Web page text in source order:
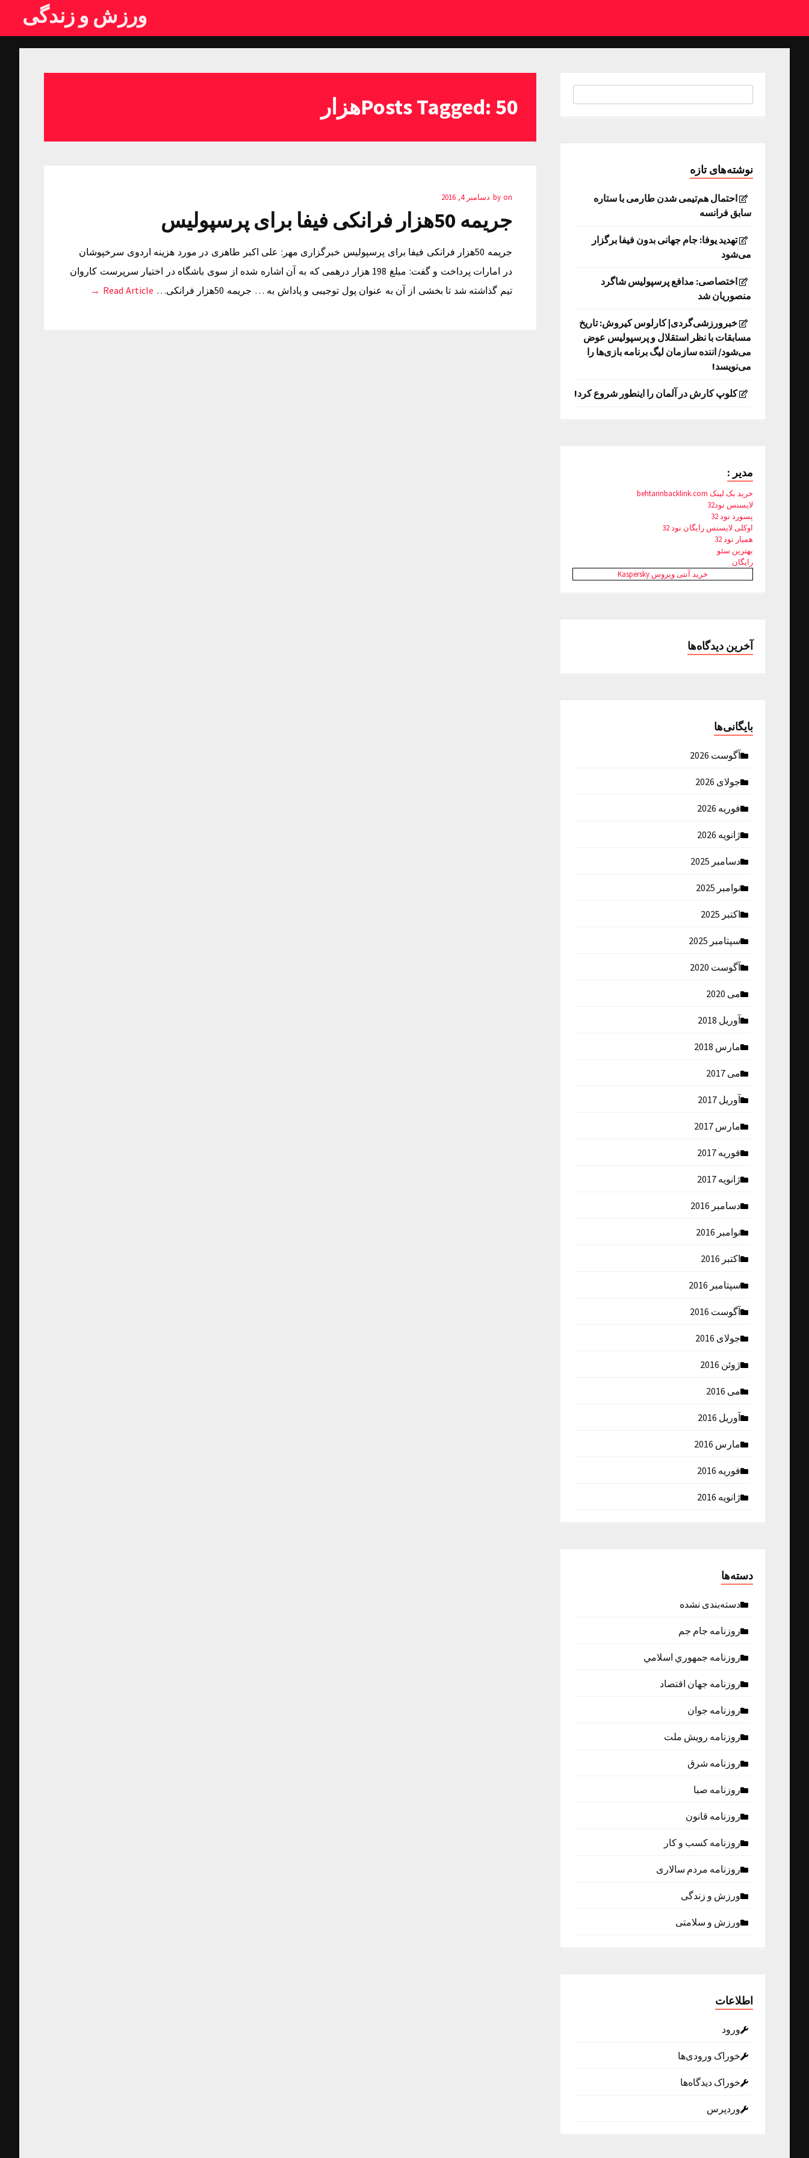
ورزش و زندگی
Posts Tagged: 50هزار
by on دسامبر 4, 2016
جریمه 50هزار فرانکی فیفا برای پرسپولیس
جریمه 50هزار فرانکی فیفا برای پرسپولیس خبرگزاری مهر: علی اکبر طاهری در مورد هزینه اردوی سرخپوشان
در امارات پرداخت و گفت: مبلغ 198 هزار درهمی که به آن اشاره شده از سوی باشگاه در اختیار سرپرست کاروان
تیم گذاشته شد تا بخشی از آن به عنوان پول توجیبی و پاداش به … جریمه 50هزار فرانکی…
Read Article →
نوشته‌های تازه
احتمال هم‌تیمی شدن طارمی با ستاره
سابق فرانسه
تهدید یوفا: جام جهانی بدون فیفا برگزار
می‌شود
اختصاصی: مدافع پرسپولیس شاگرد
منصوریان شد
خبرورزشی‌گردی| کارلوس کیروش: تاریخ
مسابقات با نظر استقلال و پرسپولیس عوض
می‌شود/ اننده سازمان لیگ برنامه بازی‌ها را
می‌نویسد!
کلوپ کارش در آلمان را اینطور شروع کرد!
مدیر :
خرید بک لینک behtarinbacklink.com
لایسنس نود32
پسورد نود 32
اوکلی لایسنس رایگان نود 32
همیار نود 32
بهترین سئو
رایگان
خرید آنتی ویروس Kaspersky
آخرین دیدگاه‌ها
بایگانی‌ها
آگوست 2026
جولای 2026
فوریه 2026
ژانویه 2026
دسامبر 2025
نوامبر 2025
اکتبر 2025
سپتامبر 2025
آگوست 2020
می 2020
آوریل 2018
مارس 2018
می 2017
آوریل 2017
مارس 2017
فوریه 2017
ژانویه 2017
دسامبر 2016
نوامبر 2016
اکتبر 2016
سپتامبر 2016
آگوست 2016
جولای 2016
ژوئن 2016
می 2016
آوریل 2016
مارس 2016
فوریه 2016
ژانویه 2016
دسته‌ها
دسته‌بندی نشده
روزنامه جام جم
روزنامه جمهوري اسلامي
روزنامه جهان اقتصاد
روزنامه جوان
روزنامه رویش ملت
روزنامه شرق
روزنامه صبا
روزنامه قانون
روزنامه كسب و كار
روزنامه مردم سالاری
ورزش و زندگی
ورزش و سلامتی
اطلاعات
ورود
خوراک ورودی‌ها
خوراک دیدگاه‌ها
وردپرس